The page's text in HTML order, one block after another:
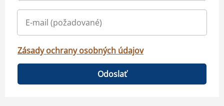
Zásady ochrany osobných údajov
Odoslať